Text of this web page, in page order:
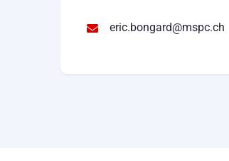
eric.bongard@mspc.ch